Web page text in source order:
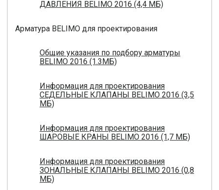
ДАВЛЕНИЯ BELIMO 2016 (4,4 МБ)
Арматура BELIMO для проектирования
Общие указания по подбору арматуры
BELIMO 2016 (1.3МБ)
Информация для проектирования
СЕДЕЛЬНЫЕ КЛАПАНЫ BELIMO 2016 (3,5
МБ)
Информация для проектирования
ШАРОВЫЕ КРАНЫ BELIMO 2016 (1,7 МБ)
Информация для проектирования
ЗОНАЛЬНЫЕ КЛАПАНЫ BELIMO 2016 (0,8
МБ)